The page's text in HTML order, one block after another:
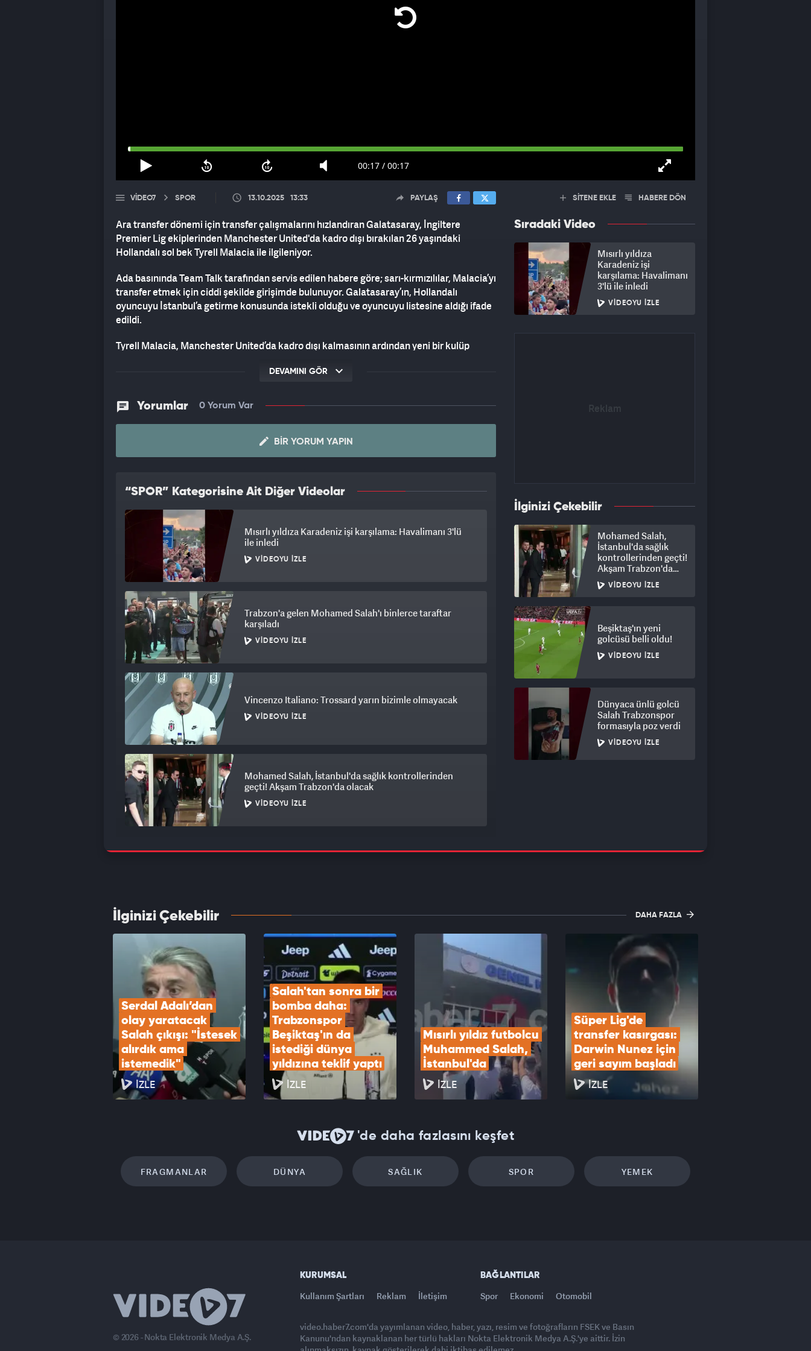
00:17 / 00:17
VIDEO7 SPOR 13.10.2025 13:33 PAYLAŞ
Ara transfer dönemi için transfer çalışmalarını hızlandıran Galatasaray, İngiltere
Premier Lig ekiplerinden Manchester United'da kadro dışı bırakılan 26 yaşındaki
Hollandalı sol bek Tyrell Malacia ile ilgileniyor.
Ada basınında Team Talk tarafından servis edilen habere göre; sarı-kırmızılılar, Malacia’yı
transfer etmek için ciddi şekilde girişimde bulunuyor. Galatasaray’ın, Hollandalı
oyuncuyu İstanbul’a getirme konusunda istekli olduğu ve oyuncuyu listesine aldığı ifade
edildi.
Tyrell Malacia, Manchester United’da kadro dışı kalmasının ardından yeni bir kulüp
DEVAMINI GÖR
Yorumlar 0 Yorum Var
BIR YORUM YAPIN
“SPOR” Kategorisine Ait Diğer Videolar
Mısırlı yıldıza Karadeniz işi karşılama: Havalimanı 3'lü
ile inledi
VIDEOYU İZLE
Trabzon'a gelen Mohamed Salah'ı binlerce taraftar
karşıladı
VIDEOYU İZLE
Vincenzo Italiano: Trossard yarın bizimle olmayacak
VIDEOYU İZLE
Mohamed Salah, İstanbul'da sağlık kontrollerinden
geçti! Akşam Trabzon'da olacak
VIDEOYU İZLE
Transferde dev kapışma! Beşiktaş ilgileniyordu,
Trabzonspor yıldız santrforu bitiriyor
VIDEOYU İZLE
SİTENE EKLE HABERE DÖN
Sıradaki Video
Mısırlı yıldıza
Karadeniz işi
karşılama: Havalimanı
3'lü ile inledi
VIDEOYU İZLE
İlginizi Çekebilir
Mohamed Salah,
İstanbul'da sağlık
kontrollerinden geçti!
Akşam Trabzon'da
olacak
VIDEOYU İZLE
Beşiktaş'ın yeni
golcüsü belli oldu!
VIDEOYU İZLE
Dünyaca ünlü golcü
Salah Trabzonspor
formasıyla poz verdi
VIDEOYU İZLE
İlginizi Çekebilir DAHA FAZLA
Serdal Adalı’dan
olay yaratacak
Salah çıkışı: "İstesek
alırdık ama
istemedik"
İZLE
Salah'tan sonra bir
bomba daha:
Trabzonspor
Beşiktaş'ın da
istediği dünya
yıldızına teklif yaptı
İZLE
Mısırlı yıldız futbolcu
Muhammed Salah,
İstanbul'da
İZLE
Süper Lig'de
transfer kasırgası:
Darwin Nunez için
geri sayım başladı
İZLE
'de daha fazlasını keşfet
FRAGMANLAR DÜNYA SAĞLIK SPOR YEMEK
© 2026 - Nokta Elektronik Medya A.Ş.
KURUMSAL
Kullanım Şartları Reklam İletişim
BAĞLANTILAR
Spor Ekonomi Otomobil
video.haber7.com'da yayımlanan video, haber, yazı, resim ve fotoğrafların FSEK ve Basın
Kanunu'ndan kaynaklanan her türlü hakları Nokta Elektronik Medya A.Ş.'ye aittir. İzin